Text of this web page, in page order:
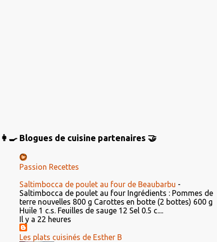
👩‍🍳 Blogues de cuisine partenaires 🤝
Passion Recettes
Saltimbocca de poulet au four de Beaubarbu -
Saltimbocca de poulet au four Ingrédients : Pommes de
terre nouvelles 800 g Carottes en botte (2 bottes) 600 g
Huile 1 c.s. Feuilles de sauge 12 Sel 0.5 c....
Il y a 22 heures
Les plats cuisinés de Esther B